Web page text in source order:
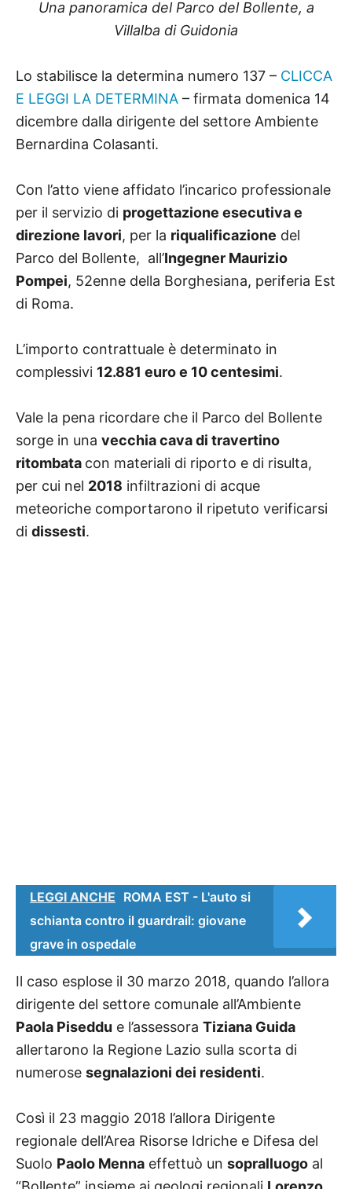
Una panoramica delParco del Bollente, a
Villalba di Guidonia
Lo stabilisce la determina numero 137 – CLICCA
E LEGGI LA DETERMINA – firmata domenica 14
dicembre dalla dirigente del settore Ambiente
Bernardina Colasanti.
Con l’atto viene affidato l’incarico professionale
per il servizio di progettazione esecutiva e
direzione lavori, per la riqualificazione del
Parco del Bollente, all’Ingegner Maurizio
Pompei, 52enne della Borghesiana, periferia Est
di Roma.
L’importo contrattuale è determinato in
complessivi 12.881 euro e 10 centesimi.
Vale la pena ricordare che il Parco del Bollente
sorge in una vecchia cava di travertino
ritombata con materiali di riporto e di risulta,
per cui nel 2018 infiltrazioni di acque
meteoriche comportarono il ripetuto verificarsi
di dissesti.
LEGGI ANCHE ROMA EST - L'auto si
schianta contro il guardrail: giovane
grave in ospedale
Il caso esplose il 30 marzo 2018, quando l’allora
dirigente del settore comunale all’Ambiente
Paola Piseddu e l’assessora Tiziana Guida
allertarono la Regione Lazio sulla scorta di
numerose segnalazioni dei residenti.
Così il 23 maggio 2018 l’allora Dirigente
regionale dell’Area Risorse Idriche e Difesa del
Suolo Paolo Menna effettuò un sopralluogo al